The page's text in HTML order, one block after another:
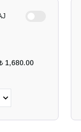
1,680.00